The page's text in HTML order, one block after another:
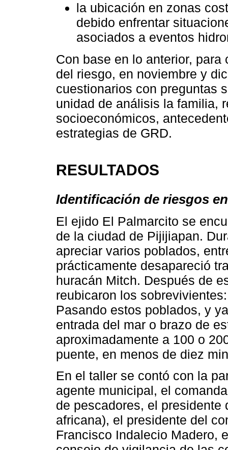
la ubicación en zonas
debido enfrentar
asociados a eventos
Con base en lo anterior,
del riesgo, en noviembre y
cuestionarios con preguntas
unidad de análisis la familia,
socioeconómicos,
estrategias de GRD.
RESULTADOS
Identificación de riesgos
El ejido El Palmarcito se
de la ciudad de Pijijiapan.
apreciar varios poblados,
prácticamente desapareció
huracán Mitch. Después de
reubicaron los
Pasando estos poblados, y
entrada del mar o brazo de
aproximadamente a 100 o
puente, en menos de diez
En el taller se contó con la
agente municipal, el
de pescadores, el
africana), el presidente del
Francisco Indalecio Madero,